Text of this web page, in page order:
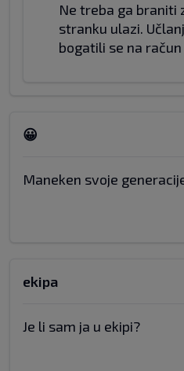
Ne treba ga braniti
stranku ulazi.
bogatili se na
😀
Maneken svoje
ekipa
Je li sam ja u ekipi?